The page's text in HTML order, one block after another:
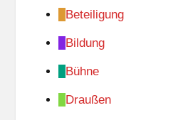
Beteiligung
Bildung
Bühne
Draußen